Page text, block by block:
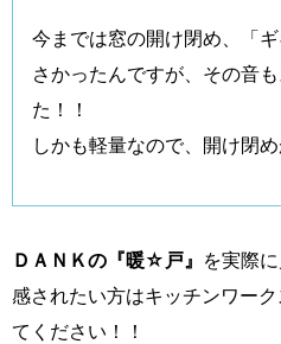
今までは窓の開け閉め、「
さかったんですが、その音
た！！
しかも軽量なので、開け閉
ＤＡＮＫの 『暖☆戸』 を実際
感されたい方はキッチンワー
てください！！